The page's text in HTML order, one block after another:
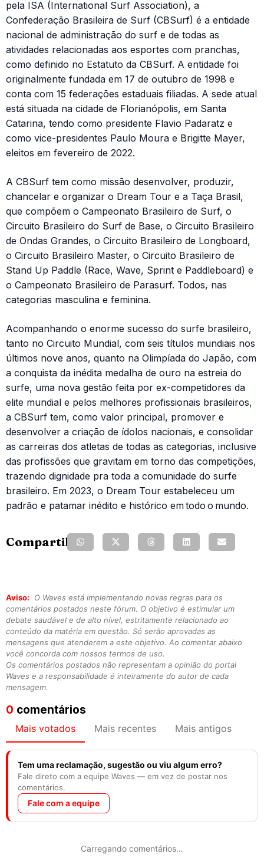
pela ISA (International Surf Association), a
Confederação Brasileira de Surf (CBSurf) é a entidade
nacional de administração do surf e de todas as
atividades relacionadas aos esportes com pranchas,
como definido no Estatuto da CBSurf. A entidade foi
originalmente fundada em 17 de outubro de 1998 e
conta com 15 federações estaduais filiadas. A sede atual
está situada na cidade de Florianópolis, em Santa
Catarina, tendo como presidente Flavio Padaratz e
como vice-presidentes Paulo Moura e Brigitte Mayer,
eleitos em fevereiro de 2022.
A CBSurf tem como missão desenvolver, produzir,
chancelar e organizar o Dream Tour e a Taça Brasil,
que compõem o Campeonato Brasileiro de Surf, o
Circuito Brasileiro do Surf de Base, o Circuito Brasileiro
de Ondas Grandes, o Circuito Brasileiro de Longboard,
o Circuito Brasileiro Master, o Circuito Brasileiro de
Stand Up Paddle (Race, Wave, Sprint e Paddleboard) e
o Campeonato Brasileiro de Parasurf. Todos, nas
categorias masculina e feminina.
Acompanhando o enorme sucesso do surfe brasileiro,
tanto no Circuito Mundial, com seis títulos mundiais nos
últimos nove anos, quanto na Olimpíada do Japão, com
a conquista da inédita medalha de ouro na estreia do
surfe, uma nova gestão feita por ex-competidores da
elite mundial e pelos melhores profissionais brasileiros,
a CBSurf tem, como valor principal, promover e
desenvolver a criação de ídolos nacionais, e consolidar
as carreiras dos atletas de todas as categorias, inclusive
das profissões que gravitam em torno das competições,
trazendo dignidade pra toda a comunidade do surfe
brasileiro. Em 2023, o Dream Tour estabeleceu um
padrão e patamar inédito e histórico em todo o mundo.
Compartilhe:
Aviso:
O Waves está implementando novas regras para os
comentários postados neste fórum. O objetivo é estimular um
debate saudável e de alto nível, estritamente relacionado ao
conteúdo da matéria em questão. Só serão aprovadas as
mensagens que atenderem a este objetivo. Ao comentar abaixo
você concorda com nossos termos de uso.
Os comentários postados não representam a opinião do portal
Waves e a responsabilidade é inteiramente do autor de cada
mensagem.
0 comentários
Mais votados Mais recentes Mais antigos
Tem uma reclamação, sugestão ou viu algum erro?
Fale direto com a equipe Waves — em vez de postar nos
comentários.
Fale com a equipe
Carregando comentários…